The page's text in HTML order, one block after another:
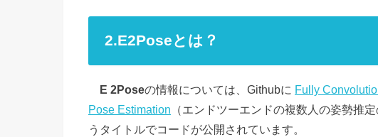
2.E2Poseとは？
E 2Poseの情報については、Githubに Fully
Pose Estimation （エンドツーエンドの複数人の姿勢推
うタイトルでコードが公開されています。